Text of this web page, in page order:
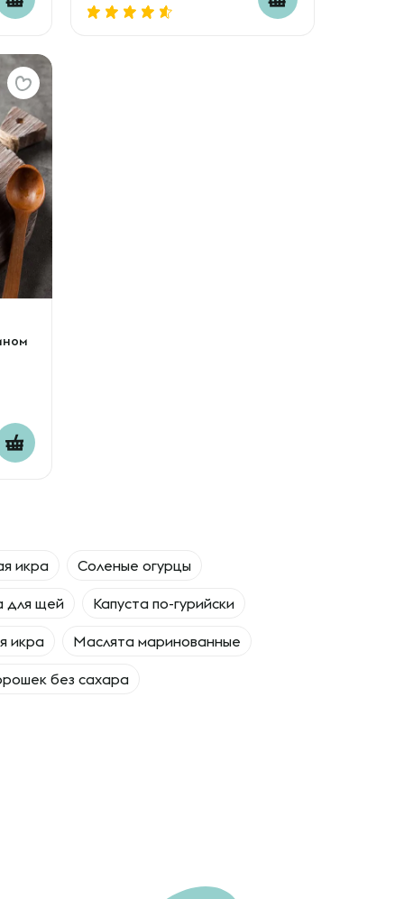
икра Соленые огурцы
для щей Капуста по-гурийски
икра Маслята маринованные
без сахара